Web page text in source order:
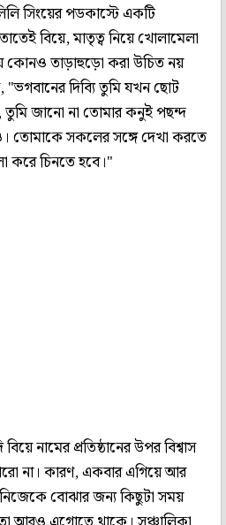
সিংয়ের পডকাস্টে একটি
বিয়ে, মাতৃত্ব নিয়ে খোলামেলা
কোনও তাড়াহুড়ো করা উচিত নয়
দিব্যি তুমি যখন ছোট
তুমি জানো না তোমার কনুই পছন্দ
তোমাকে সকলের সঙ্গে দেখা করতে
করে চিনতে হবে।"
নামের প্রতিষ্ঠানের উপর বিশ্বাস
না। কারণ, একবার এগিয়ে আর
বোঝার জন্য কিছুটা সময়